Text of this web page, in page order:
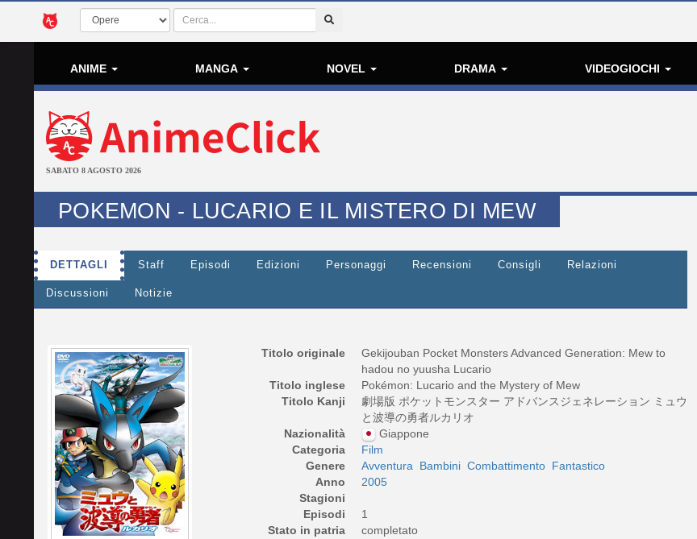
ANIME MANGA NOVEL DRAMA VIDEOGIOCHI
SABATO 8 AGOSTO 2026
POKEMON - LUCARIO E IL MISTERO DI MEW
DETTAGLI Staff Episodi Edizioni Personaggi Recensioni Consigli Relazioni
Discussioni Notizie
Titolo originale
Gekijouban Pocket Monsters Advanced Generation: Mew to
hadou no yuusha Lucario
Titolo inglese
Pokémon: Lucario and the Mystery of Mew
Titolo Kanji
劇場版 ポケットモンスター アドバンスジェネレーション ミュウ
と波導の勇者ルカリオ
Nazionalità
Giappone
Categoria
Film
Genere
Avventura Bambini Combattimento Fantastico
Anno
2005
Stagioni
Episodi
1
Stato in patria
completato